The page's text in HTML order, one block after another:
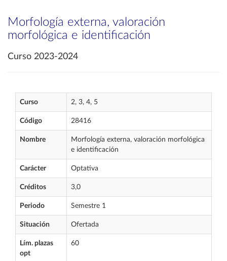
Morfología externa, valoración
morfológica e identificación
Curso 2023-2024
Curso 2, 3, 4, 5
Código 28416
Nombre
Morfología externa, valoración morfológica
e identificación
Carácter Optativa
Créditos 3,0
Periodo Semestre 1
Situación Ofertada
Lím. plazas
opt
60